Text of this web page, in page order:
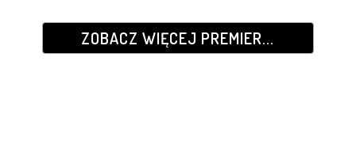
ZOBACZ WIĘCEJ PREMIER...